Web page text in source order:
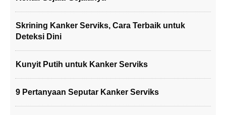
Skrining Kanker Serviks, Cara Terbaik untuk
Deteksi Dini
Kunyit Putih untuk Kanker Serviks
9 Pertanyaan Seputar Kanker Serviks